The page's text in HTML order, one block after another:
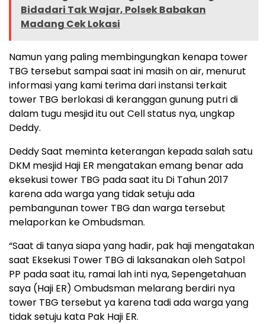
Bidadari Tak Wajar, Polsek Babakan
Madang Cek Lokasi
Namun yang paling membingungkan kenapa tower
TBG tersebut sampai saat ini masih on air, menurut
informasi yang kami terima dari instansi terkait
tower TBG berlokasi di keranggan gunung putri di
dalam tugu mesjid itu out Cell status nya, ungkap
Deddy.
Deddy Saat meminta keterangan kepada salah satu
DKM mesjid Haji ER mengatakan emang benar ada
eksekusi tower TBG pada saat itu Di Tahun 2017
karena ada warga yang tidak setuju ada
pembangunan tower TBG dan warga tersebut
melaporkan ke Ombudsman.
“Saat di tanya siapa yang hadir, pak haji mengatakan
saat Eksekusi Tower TBG di laksanakan oleh Satpol
PP pada saat itu, ramai lah inti nya, Sepengetahuan
saya (Haji ER) Ombudsman melarang berdiri nya
tower TBG tersebut ya karena tadi ada warga yang
tidak setuju kata Pak Haji ER.